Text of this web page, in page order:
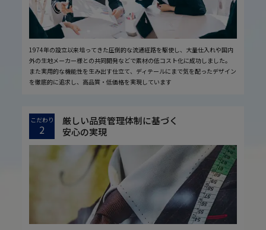
1974年の設立以来培ってきた圧倒的な流通経路を駆使し、大量仕入れや国内
外の生地メーカー様との共同開発などで素材の低コスト化に成功しました。
また実用的な機能性を生み出す仕立て、ディテールにまで気を配ったデザイン
を徹底的に追求し、高品質・低価格を実現しています
こだわり
2
厳しい品質管理体制に基づく
安心の実現